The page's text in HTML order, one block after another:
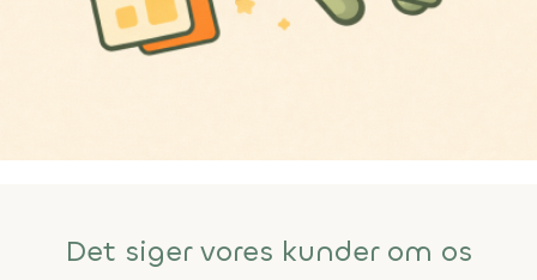
Det siger vores kunder om os